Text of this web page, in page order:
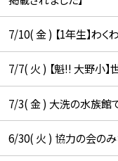
7/10( 金 ) 【1年生】わく
7/7( 火 ) 【魁!! 大野小】
7/3( 金 ) 大洗の水族館
6/30( 火 ) 協力の会のみ